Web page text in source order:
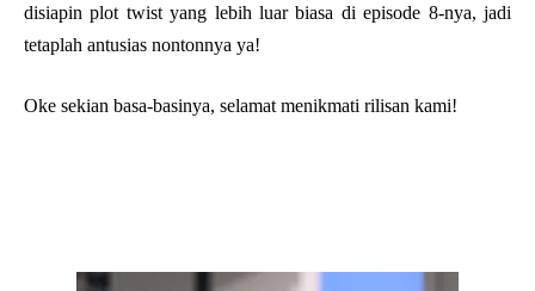
disiapin plot twist yang lebih luar biasa di episode 8-nya, jadi
tetaplah antusias nontonnya ya!
Oke sekian basa-basinya, selamat menikmati rilisan kami!